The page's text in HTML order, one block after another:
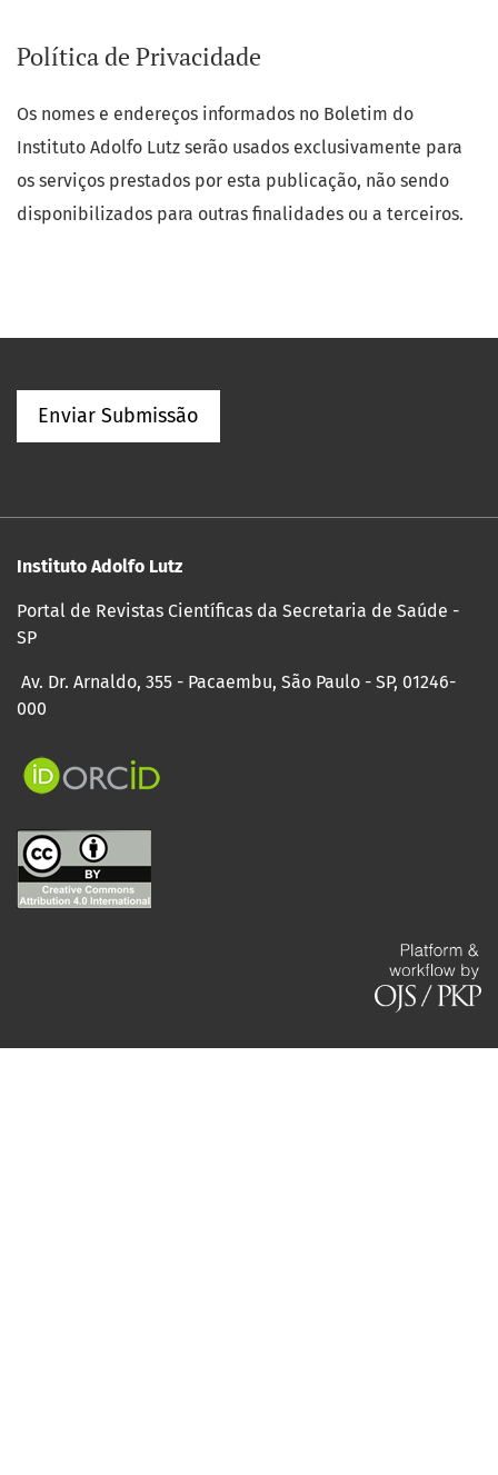
Política de Privacidade
Os nomes e endereços informados no Boletim do
Instituto Adolfo Lutz serão usados exclusivamente para
os serviços prestados por esta publicação, não sendo
disponibilizados para outras finalidades ou a terceiros.
Enviar Submissão
Instituto Adolfo Lutz
Portal de Revistas Científicas da Secretaria de Saúde -
SP
Av. Dr. Arnaldo, 355 - Pacaembu, São Paulo - SP, 01246-
000